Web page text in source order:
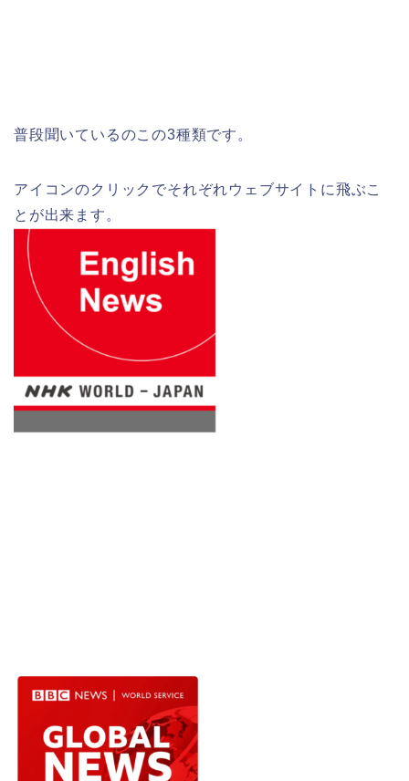
普段聞いているのこの3種類です。
アイコンのクリックでそれぞれウェブサイトに飛ぶこ
とが出来ます。